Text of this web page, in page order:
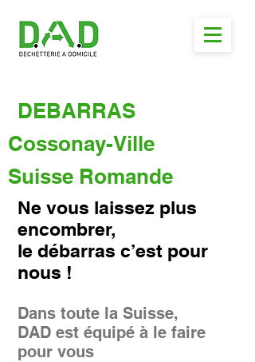
DEBARRAS
Cossonay-Ville
Suisse Romande
Ne vous laissez plus
encombrer,
le débarras c’est pour
nous !
Dans toute la Suisse,
DAD est équipé à le faire
pour vous